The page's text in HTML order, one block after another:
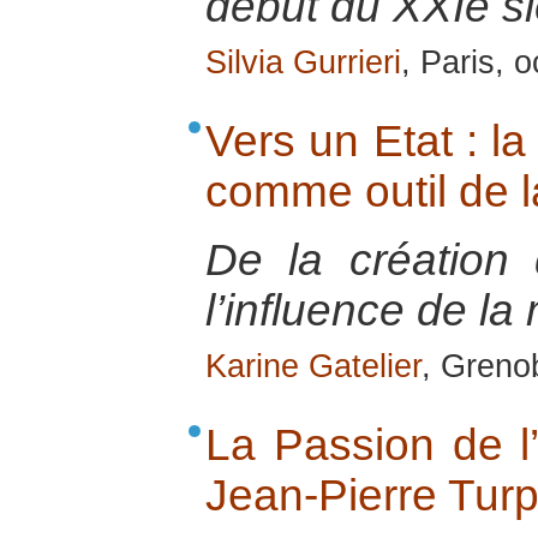
Silvia Gurrieri, Paris,
Vers un Etat :
comme outil de
De la création
l’influence de la
Karine Gatelier,
La Passion de
Jean-Pierre